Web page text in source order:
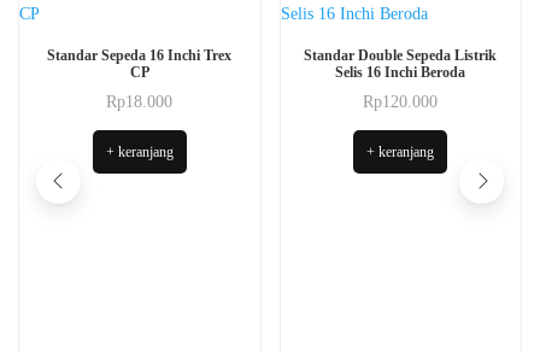
Standar Sepeda 16 Inchi Trex
CP
Rp18.000
+ keranjang
Standar Double Sepeda Listrik
Selis 16 Inchi Beroda
Rp120.000
+ keranjang